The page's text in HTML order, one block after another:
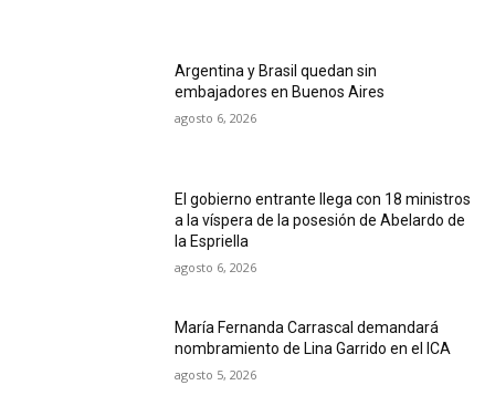
Argentina y Brasil quedan sin
embajadores en Buenos Aires
agosto 6, 2026
El gobierno entrante llega con 18 ministros
a la víspera de la posesión de Abelardo de
la Espriella
agosto 6, 2026
María Fernanda Carrascal demandará
nombramiento de Lina Garrido en el ICA
agosto 5, 2026